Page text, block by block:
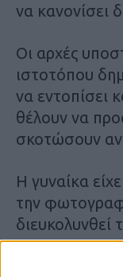
να κανονίσει
Οι αρχές
ιστοτόπου
να εντοπίσει
θέλουν να
σκοτώσουν
Η γυναίκα
την
διευκολυνθεί
Η αστυνομία